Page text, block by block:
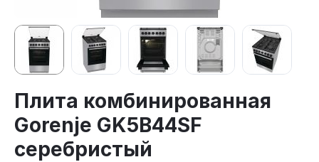
Плита комбинированная
Gorenje GK5B44SF
серебристый